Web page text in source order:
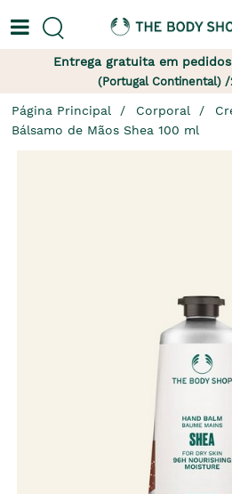
Entrega gratuita em
(Portugal Continental)
Página Principal Corporal
Bálsamo de Mãos Shea 100 ml